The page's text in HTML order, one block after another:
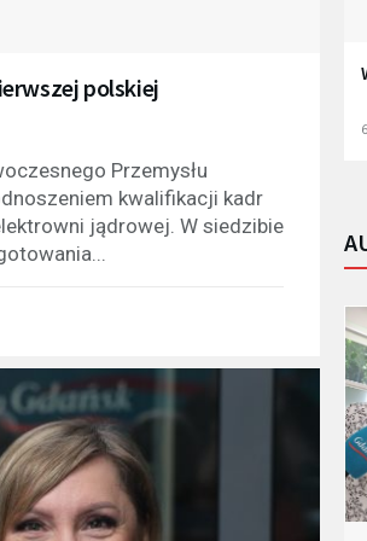
polskiej
Przemysłu
kwalifikacji kadr
jądrowej. W siedzibie